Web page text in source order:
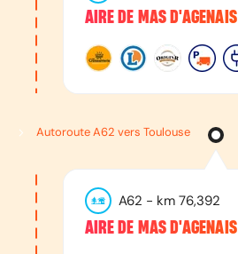
AIRE DE MAS D'AGENAIS
Autoroute A62 vers Toulouse
A62 - km 76,392
AIRE DE MAS D'AGENAIS